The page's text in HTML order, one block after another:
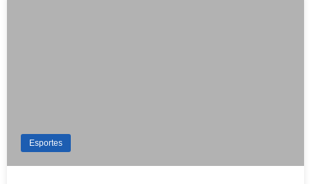
Esportes